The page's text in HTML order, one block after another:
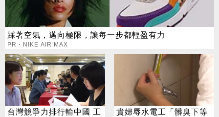
踩著空氣，邁向極限，讓每一步都輕盈有力
PR・NIKE AIR MAX
台灣競爭力排行輸中國 工
貴婦辱水電工「髒臭下等